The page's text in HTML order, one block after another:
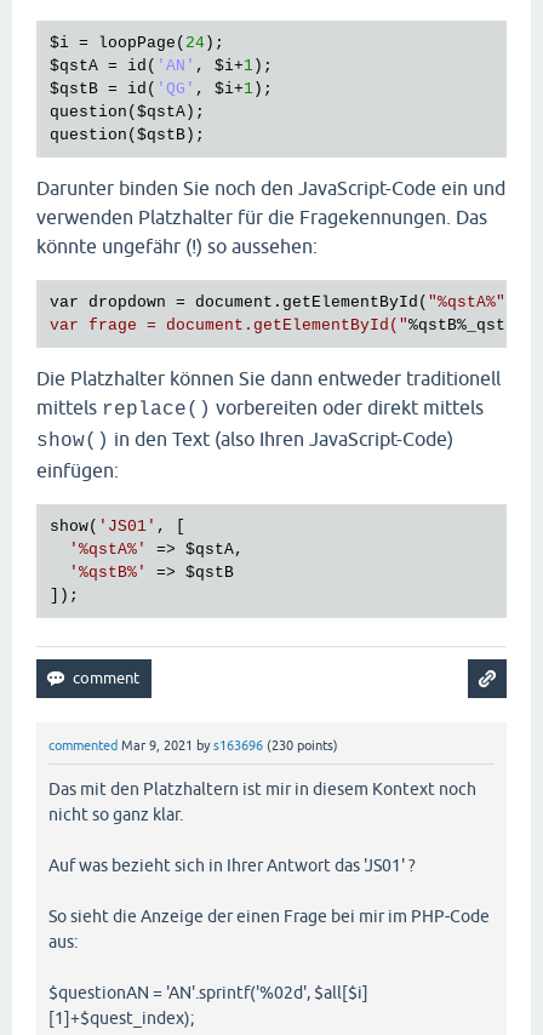
$i = loopPage ( 24
$qstA = id ( 'AN' , $i+1
$qstB = id ( 'QG' , $i+1
question ( $qstA
question ( $qstB
Darunter binden Sie noch den JavaScript-Code ein und
verwenden Platzhalter für die Fragekennungen. Das
könnte ungefähr (!) so aussehen:
var dropdown = document.getElementById( "%qstA%"
var frage = document.getElementById("%qstB%_qst
Die Platzhalter können Sie dann entweder traditionell
mittels replace() vorbereiten oder direkt mittels
show() in den Text (also Ihren JavaScript-Code)
einfügen:
show( 'JS01' , [
'%qstA%'
=> $qstA,
'%qstB%'
=> $qstB
commented Mar 9, 2021 bys163696 (230 points)
Das mit den Platzhaltern ist mir in diesem Kontext noch
nicht so ganz klar.
Auf was bezieht sich in Ihrer Antwort das 'JS01' ?
So sieht die Anzeige der einen Frage bei mir im PHP-Code
aus:
$questionAN = 'AN'.sprintf('%02d', $all[$i]
[1]+$quest_index);